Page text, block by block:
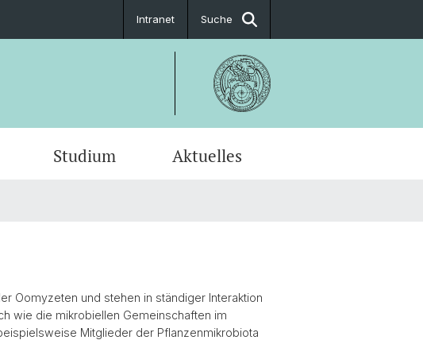
Intranet Suche
Studium Aktuelles
Oomyzeten und stehen in ständiger Interaktion
wie die mikrobiellen Gemeinschaften im
Mitglieder der Pflanzenmikrobiota